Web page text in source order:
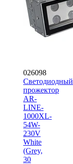
026098
Светодиодный
прожектор
AR-
LINE-
1000XL-
54W-
230V
White
(Grey,
30